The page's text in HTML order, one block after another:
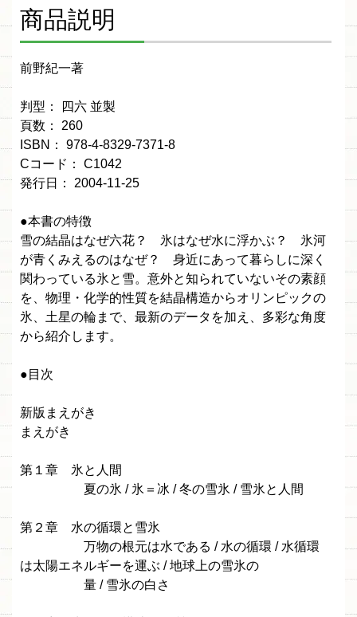
商品説明
前野紀一著
判型： 四六 並製
頁数： 260
ISBN： 978-4-8329-7371-8
Cコード： C1042
発行日： 2004-11-25
●本書の特徴
雪の結晶はなぜ六花？ 氷はなぜ水に浮かぶ？ 氷河
が青くみえるのはなぜ？ 身近にあって暮らしに深く
関わっている氷と雪。意外と知られていないその素顔
を、物理・化学的性質を結晶構造からオリンピックの
氷、土星の輪まで、最新のデータを加え、多彩な角度
から紹介します。
●目次
新版まえがき
まえがき
第１章 氷と人間
夏の氷 / 氷＝冰 / 冬の雪氷 / 雪氷と人間
第２章 水の循環と雪氷
万物の根元は水である / 水の循環 / 水循環
は太陽エネルギーを運ぶ / 地球上の雪氷の
量 / 雪氷の白さ